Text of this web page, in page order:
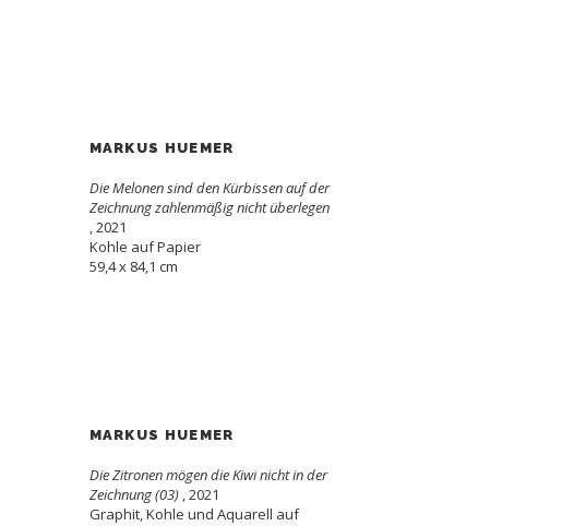
MARKUS HUEMER
Die Melonen sind den Kürbissen auf der
Zeichnung zahlenmäßig nicht überlegen
, 2021
Kohle auf Papier
59,4 x 84,1 cm
MARKUS HUEMER
Die Zitronen mögen die Kiwi nicht in der
Zeichnung (03) , 2021
Graphit, Kohle und Aquarell auf